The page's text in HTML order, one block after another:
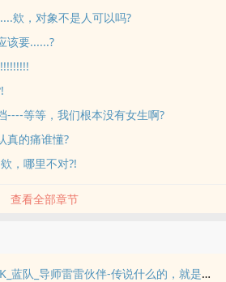
上少一个字，就说我可是七秒就忘记要
哈哈哈!!!
了我就告诉你吧----三残=脑残眼残手残，
欸，对象不是人可以吗?
该要......?
----等等，我们根本没有女生啊?
真的痛谁懂?
，哪里不对?!
查看全部章节
《POPO蓝白疯狂创作大PK_蓝队_导师雷雷伙伴-传说什么的，就是用来被证实的!》